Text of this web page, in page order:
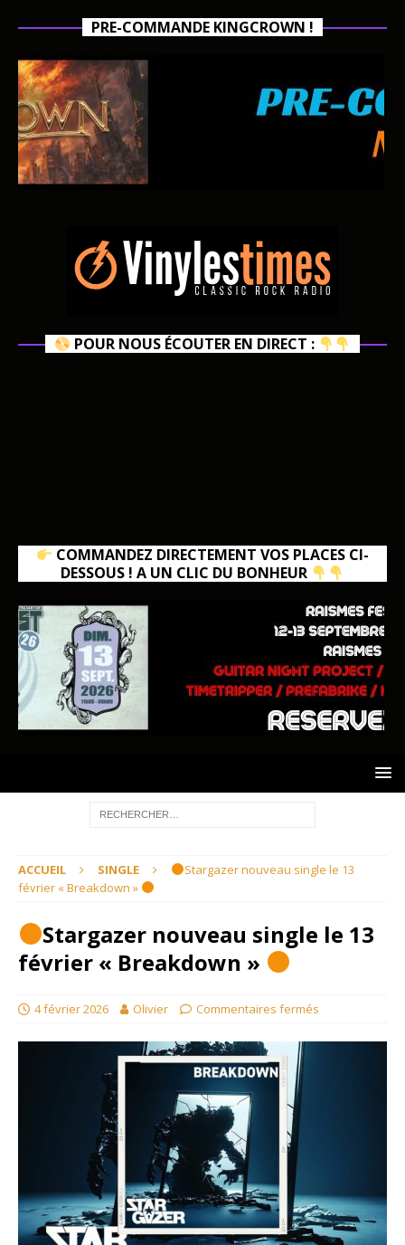
PRE-COMMANDE KINGCROWN !
POUR NOUS ÉCOUTER EN DIRECT :
COMMANDEZ DIRECTEMENT VOS PLACES CI-
DESSOUS ! A UN CLIC DU BONHEUR
ACCUEIL SINGLE
Stargazer nouveau single le 13
février « Breakdown »
Stargazer nouveau single le 13
février « Breakdown »
4 février 2026 Olivier Commentaires fermés